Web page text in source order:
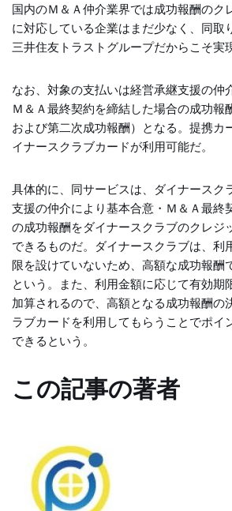
国内のＭ＆Ａ仲介業界では成功報酬のク
に対応している企業はまだ少なく、同取
三井住友トラストグループだからこそ実
なお、対象の支払いは経営承継支援の仲
Ｍ＆Ａ最終契約を締結した場合の成功報
および第二次成功報酬）となる。提携カ
イナースクラブカードが利用可能だ。
具体的に、同サービスは、ダイナースク
支援の仲介により基本合意・Ｍ＆Ａ最終
の成功報酬をダイナースクラブのクレジ
できるものだ。ダイナースクラブは、利
限を設けていないため、高額な成功報酬
という。また、利用金額に応じて有効期
加算されるので、高額となる成功報酬の
ラブカードを利用してもらうことでポイ
できるという。
この記事の著者